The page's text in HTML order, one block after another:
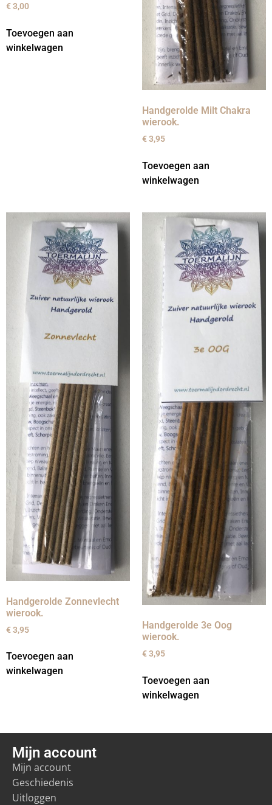
€3,00
Toevoegen aan
winkelwagen
Handgerolde Milt Chakra
wierook.
€3,95
Toevoegen aan
winkelwagen
Handgerolde Zonnevlecht
wierook.
€3,95
Toevoegen aan
winkelwagen
Handgerolde 3e Oog
wierook.
€3,95
Toevoegen aan
winkelwagen
Mijn account
Mijn account
Geschiedenis
Uitloggen